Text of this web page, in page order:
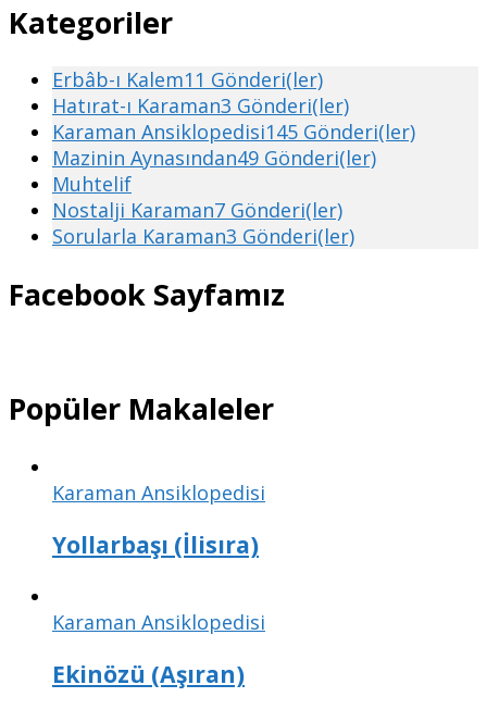
Kategoriler
Erbâb-ı Kalem11 Gönderi(ler)
Hatırat-ı Karaman3 Gönderi(ler)
Karaman Ansiklopedisi145 Gönderi(ler)
Mazinin Aynasından49 Gönderi(ler)
Muhtelif
Nostalji Karaman7 Gönderi(ler)
Sorularla Karaman3 Gönderi(ler)
Facebook Sayfamız
Popüler Makaleler
Karaman Ansiklopedisi
Yollarbaşı (İlisıra)
Karaman Ansiklopedisi
Ekinözü (Aşıran)